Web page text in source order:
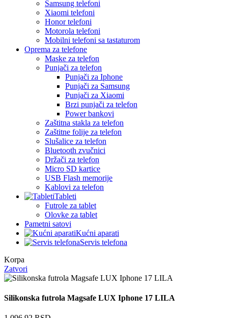
Samsung telefoni
Xiaomi telefoni
Honor telefoni
Motorola telefoni
Mobilni telefoni sa tastaturom
Oprema za telefone
Maske za telefon
Punjači za telefon
Punjači za Iphone
Punjači za Samsung
Punjači za Xiaomi
Brzi punjači za telefon
Power bankovi
Zaštitna stakla za telefon
Zaštitne folije za telefon
Slušalice za telefon
Bluetooth zvučnici
Držači za telefon
Micro SD kartice
USB Flash memorije
Kablovi za telefon
Tableti
Futrole za tablet
Olovke za tablet
Pametni satovi
Kućni aparati
Servis telefona
Korpa
Zatvori
Silikonska futrola Magsafe LUX Iphone 17 LILA